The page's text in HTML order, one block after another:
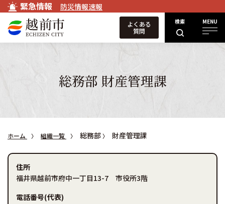
緊急情報 防災情報速報
検索 MENU
よくある
質問
総務部 財産管理課
ホーム 組織一覧 総務部 財産管理課
住所
福井県越前市府中一丁目13-7 市役所3階
電話番号(代表)